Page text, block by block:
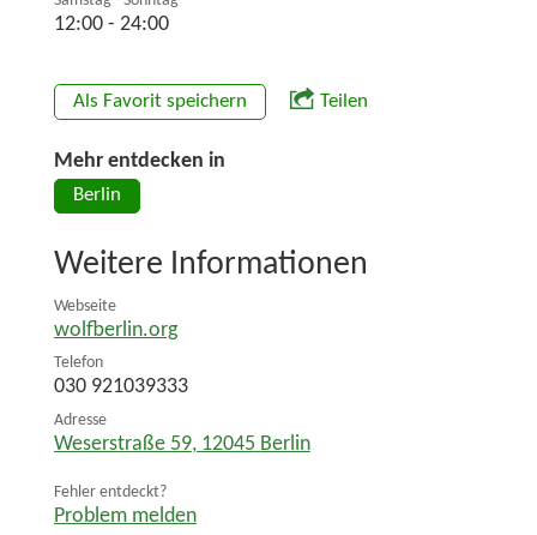
12:00 - 24:00
Als Favorit speichern Teilen
Mehr entdecken in
Berlin
Weitere Informationen
Webseite
wolfberlin.org
Telefon
030 921039333
Adresse
Weserstraße 59, 12045 Berlin
Fehler entdeckt?
Problem melden